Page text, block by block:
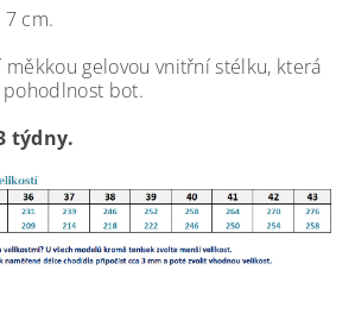
cm.
gelovou vnitřní stélku, která
bot.
týdny.